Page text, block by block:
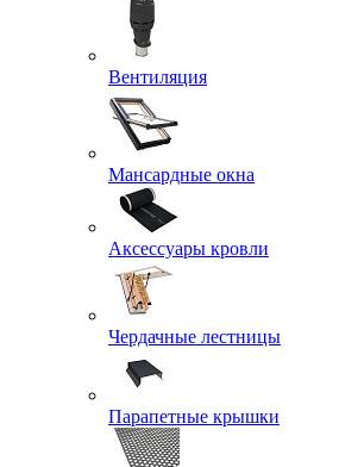
Вентиляция
Мансардные окна
Аксессуары кровли
Чердачные лестницы
Парапетные крышки